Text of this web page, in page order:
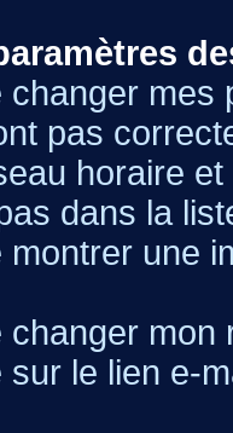
changer mes
pas
horaire
dans la
une
mon
le lien e-